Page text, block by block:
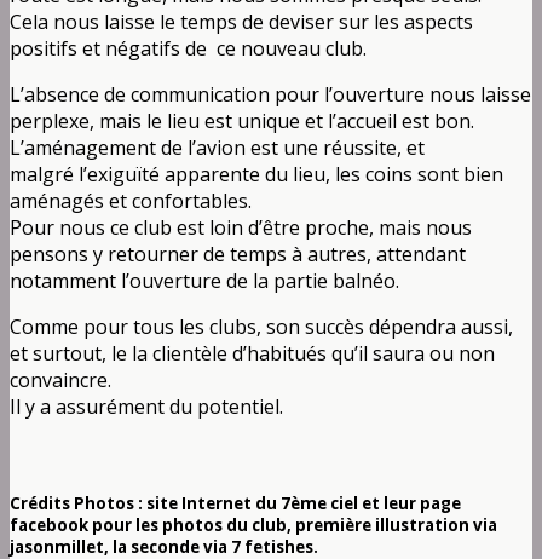
Cela nous laisse le temps de deviser sur les aspects
positifs et négatifs de ce nouveau club.
L’absence de communication pour l’ouverture nous laisse
perplexe, mais le lieu est unique et l’accueil est bon.
L’aménagement de l’avion est une réussite, et
malgré l’exiguïté apparente du lieu, les coins sont bien
aménagés et confortables.
Pour nous ce club est loin d’être proche, mais nous
pensons y retourner de temps à autres, attendant
notamment l’ouverture de la partie balnéo.
Comme pour tous les clubs, son succès dépendra aussi,
et surtout, le la clientèle d’habitués qu’il saura ou non
convaincre.
Il y a assurément du potentiel.
Crédits Photos : site Internet du 7ème ciel et leur page
facebook pour les photos du club, première illustration via
jasonmillet, la seconde via 7 fetishes.